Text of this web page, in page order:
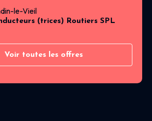
le-Vieil
(trices) Routiers SPL
Voir toutes les offres